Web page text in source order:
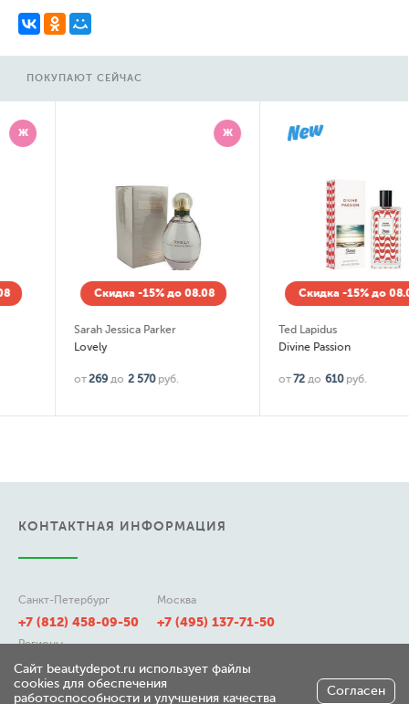
ПОКУПАЮТ СЕЙЧАС
Скидка -15% до 08.08
Sarah Jessica Parker
до2 570 руб.
Скидка -15% до 08.08
Ted Lapidus
Divine Passion
до610 руб.
КОНТАКТНАЯ ИНФОРМАЦИЯ
Санкт-Петербург
+7 (812) 458-09-50
Москва
+7 (495) 137-71-50
Регионы
8 (800) 511-21-50
Сайт beautydepot.ru использует файлы
cookies для обеспечения
работоспособности и улучшения качества
Согласен